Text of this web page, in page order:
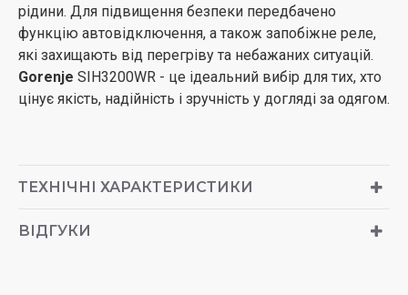
рідини. Для підвищення безпеки передбачено
функцію автовідключення, а також запобіжне реле,
які захищають від перегріву та небажаних ситуацій.
Gorenje SIH3200WR - це ідеальний вибір для тих, хто
цінує якість, надійність і зручність у догляді за одягом.
ТЕХНІЧНІ ХАРАКТЕРИСТИКИ
ВІДГУКИ